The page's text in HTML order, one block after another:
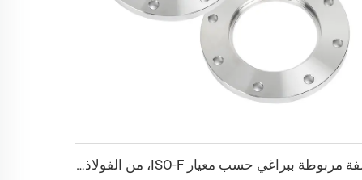
شفة مربوطة ببراغي حسب معيار ISO-F، من الفولاذ المقاوم للصدأ، مقاسات ISO63-ISO500، شفة فارغة لفراغ عالٍ، قطع توصيل فراغية CNC من الفولاذ SS304 وSS316L للمجال أشباع